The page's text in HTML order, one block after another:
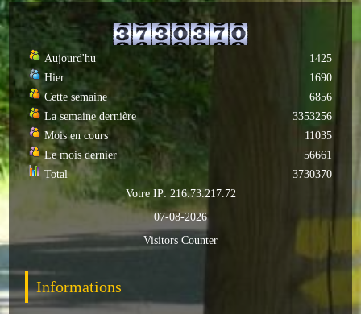
ENTREPRISES
L'agriculture
Capitale du chrysanthème
Nos entreprises
Industries
Hotels/Restaurants
Garages
Aujourd'hu
Hier
Cette semaine
La semaine dernière
Mois en cours
Le mois dernier
Total
1425
1690
6856
3353256
11035
56661
3730370
Votre IP: 216.73.217.72
07-08-2026
Visitors Counter
Informations